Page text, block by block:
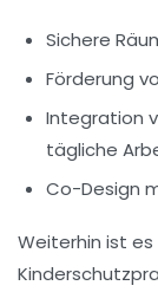
Sichere
Förderung
Integration
tägliche
Co-Design
Weiterhin ist